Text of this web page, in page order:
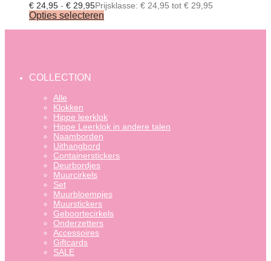
€ 24,95 - € 29,95Prijsklasse: € 24,95 tot € 29,95
Opties selecteren
COLLECTION
Alle
Klokken
Hippe leerklok
Hippe Leerklok in andere talen
Naamborden
Uithangbord
Containerstickers
Deurbordjes
Muurcirkels
Set
Muurbloempjes
Muurstickers
Geboortecirkels
Onderzetters
Accessoires
Giftcards
SALE